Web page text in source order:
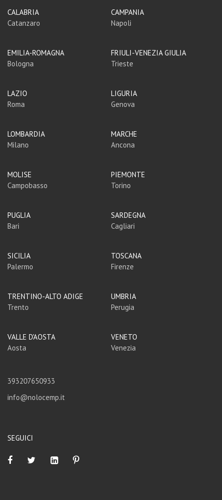
CALABRIA
Catanzaro
CAMPANIA
Napoli
EMILIA-ROMAGNA
Bologna
FRIULI-VENEZIA GIULIA
Trieste
LAZIO
Roma
LIGURIA
Genova
LOMBARDIA
Milano
MARCHE
Ancona
MOLISE
Campobasso
PIEMONTE
Torino
PUGLIA
Bari
SARDEGNA
Cagliari
SICILIA
Palermo
TOSCANA
Firenze
TRENTINO-ALTO ADIGE
Trento
UMBRIA
Perugia
VALLE D'AOSTA
Aosta
VENETO
Venezia
393207650933
info@nolocemp.it
SEGUICI